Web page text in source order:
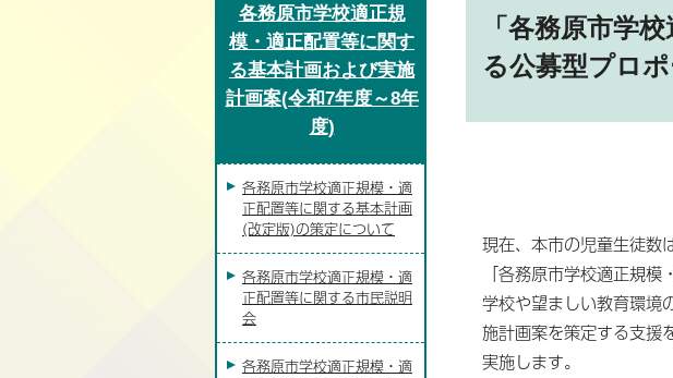
「各務原市学
る公募型プロ
現在、本市の児童生徒数
「各務原市学校適正規
学校や望ましい教育環境
施計画案を策定する支援
実施します。
各務原市学校適正規
模・適正配置等に関す
る基本計画および実施
計画案(令和7年度～8年
度)
各務原市学校適正規模・適
正配置等に関する基本計画
(改定版)の策定について
各務原市学校適正規模・適
正配置等に関する市民説明
会
各務原市学校適正規模・適